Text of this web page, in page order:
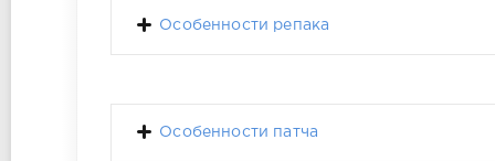
Особенности репака
Особенности патча